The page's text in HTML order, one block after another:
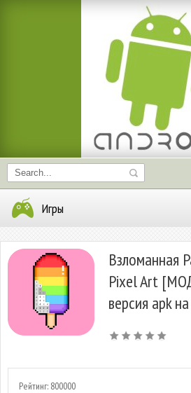
Игры
Взломанная
Pixel Art
версия apk
Рейтинг: 800000